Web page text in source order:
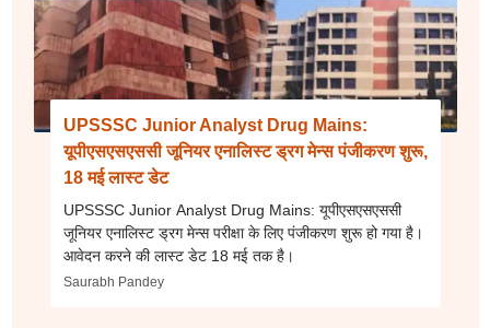
UPSSSC Junior Analyst Drug Mains:
यूपीएसएसएससी जूनियर एनालिस्ट ड्रग मेन्स पंजीकरण शुरू,
18 मई लास्ट डेट
UPSSSC Junior Analyst Drug Mains: यूपीएसएसएससी
जूनियर एनालिस्ट ड्रग मेन्स परीक्षा के लिए पंजीकरण शुरू हो गया है।
आवेदन करने की लास्ट डेट 18 मई तक है।
Saurabh Pandey